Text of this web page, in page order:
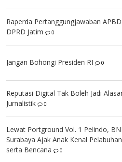
Raperda Pertanggungjawaban
DPRD Jatim
0
Jangan Bohongi Presiden RI 0
Reputasi Digital Tak Boleh Jadi
Jurnalistik
0
Lewat Portground Vol. 1 Pelindo,
Surabaya Ajak Anak Kenal
serta Bencana
0